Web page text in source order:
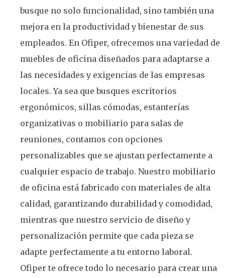
busque no solo funcionalidad, sino también una
mejora en la productividad y bienestar de sus
empleados. En Ofiper, ofrecemos una variedad de
muebles de oficina diseñados para adaptarse a
las necesidades y exigencias de las empresas
locales. Ya sea que busques escritorios
ergonómicos, sillas cómodas, estanterías
organizativas o mobiliario para salas de
reuniones, contamos con opciones
personalizables que se ajustan perfectamente a
cualquier espacio de trabajo. Nuestro mobiliario
de oficina está fabricado con materiales de alta
calidad, garantizando durabilidad y comodidad,
mientras que nuestro servicio de diseño y
personalización permite que cada pieza se
adapte perfectamente a tu entorno laboral.
Ofiper te ofrece todo lo necesario para crear una